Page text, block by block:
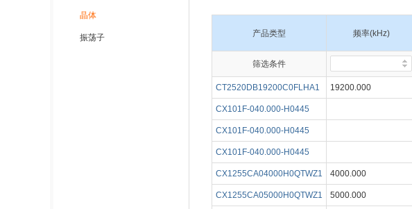
产品类型 频率(kHz)
筛选条件
CT2520DB19200C0FLHA1 19200.000
CX101F-040.000-H0445
CX101F-040.000-H0445
CX101F-040.000-H0445
CX1255CA04000H0QTWZ1 4000.000
CX1255CA05000H0QTWZ1 5000.000
晶体
振荡子